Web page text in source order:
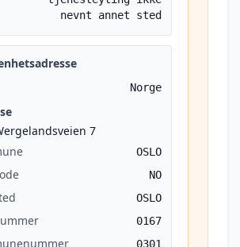
nevnt annet sted
Norge
7
OSLO
NO
OSLO
0167
0301